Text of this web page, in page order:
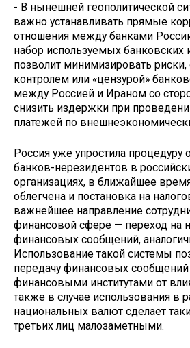
- В нынешней геополитической
важно устанавливать прямые
отношения между банками
набор используемых банковских
позволит минимизировать
контролем или «цензурой»
между Россией и Ираном со
снизить издержки при
платежей по
Россия уже упростила процедуру
банков-нерезидентов в
организациях, в ближайшее
облегчена и постановка на
важнейшее направление
финансовой сфере — переход на
финансовых сообщений,
Использование такой системы
передачу финансовых
финансовыми институтами от
также в случае использования в
национальных валют сделает
третьих лиц малозаметными.